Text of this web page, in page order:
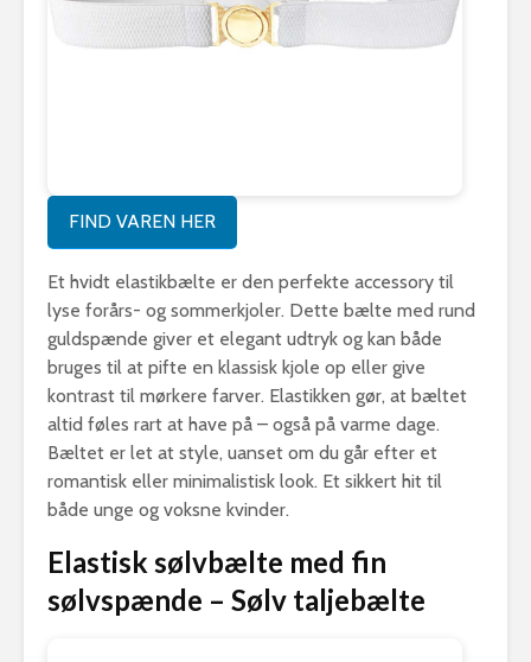
FIND VAREN HER
Et hvidt elastikbælte er den perfekte accessory til
lyse forårs- og sommerkjoler. Dette bælte med rund
guldspænde giver et elegant udtryk og kan både
bruges til at pifte en klassisk kjole op eller give
kontrast til mørkere farver. Elastikken gør, at bæltet
altid føles rart at have på – også på varme dage.
Bæltet er let at style, uanset om du går efter et
romantisk eller minimalistisk look. Et sikkert hit til
både unge og voksne kvinder.
Elastisk sølvbælte med fin
sølvspænde – Sølv taljebælte